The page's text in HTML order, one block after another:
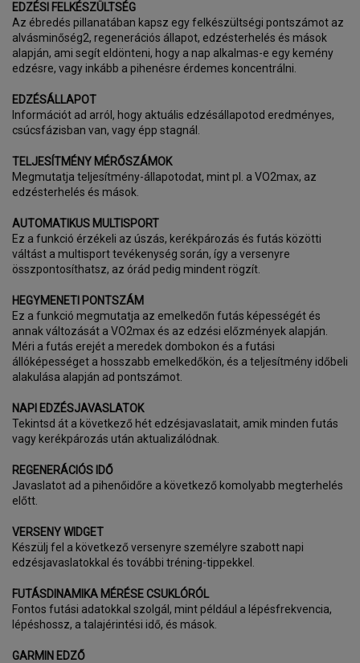
EDZÉSI FELKÉSZÜLTSÉG
Az ébredés pillanatában kapsz egy felkészültségi pontszámot az
alvásminőség2, regenerációs állapot, edzésterhelés és mások
alapján, ami segít eldönteni, hogy a nap alkalmas-e egy kemény
edzésre, vagy inkább a pihenésre érdemes koncentrálni.
EDZÉSÁLLAPOT
Információt ad arról, hogy aktuális edzésállapotod eredményes,
csúcsfázisban van, vagy épp stagnál.
TELJESÍTMÉNY MÉRŐSZÁMOK
Megmutatja teljesítmény-állapotodat, mint pl. a VO2max, az
edzésterhelés és mások.
AUTOMATIKUS MULTISPORT
Ez a funkció érzékeli az úszás, kerékpározás és futás közötti
váltást a multisport tevékenység során, így a versenyre
összpontosíthatsz, az órád pedig mindent rögzít.
HEGYMENETI PONTSZÁM
Ez a funkció megmutatja az emelkedőn futás képességét és
annak változását a VO2max és az edzési előzmények alapján.
Méri a futás erejét a meredek dombokon és a futási
állóképességet a hosszabb emelkedőkön, és a teljesítmény időbeli
alakulása alapján ad pontszámot.
NAPI EDZÉSJAVASLATOK
Tekintsd át a következő hét edzésjavaslatait, amik minden futás
vagy kerékpározás után aktualizálódnak.
REGENERÁCIÓS IDŐ
Javaslatot ad a pihenőidőre a következő komolyabb megterhelés
előtt.
VERSENY WIDGET
Készülj fel a következő versenyre személyre szabott napi
edzésjavaslatokkal és további tréning-tippekkel.
FUTÁSDINAMIKA MÉRÉSE CSUKLÓRÓL
Fontos futási adatokkal szolgál, mint például a lépésfrekvencia,
lépéshossz, a talajérintési idő, és mások.
GARMIN EDZŐ